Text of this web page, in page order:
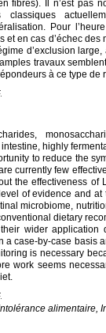
fibres). Il n’est pas
classiques
Pour
et en cas d’échec
d’exclusion
travaux
à ce type de
highly
to reduce the
currently few
the effectiveness
of evidence and
microbiome,
dietary
wider
case-by-case basis
is necessary
work seems
alimentaire,